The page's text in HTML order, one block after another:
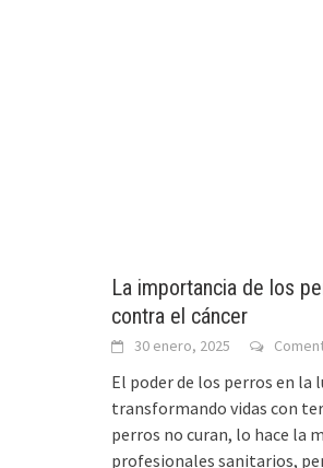
La importancia de los
contra el cáncer
30 enero, 2025
El poder de los perros en la
transformando vidas con
perros no curan, lo hace la
profesionales sanitarios,